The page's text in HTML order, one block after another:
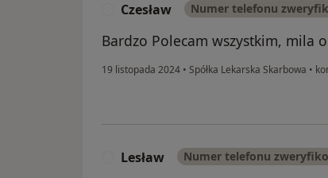
Czesław Numer telefonu
Bardzo Polecam wszystkim, mila
19 listopada 2024 • Spółka Lekarska Skarbowa •
Lesław Numer telefonu